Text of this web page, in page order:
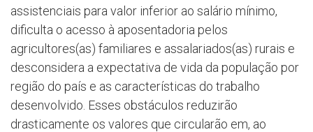
assistenciais para valor inferior ao salário mínimo,
dificulta o acesso à aposentadoria pelos
agricultores(as) familiares e assalariados(as) rurais e
desconsidera a expectativa de vida da população por
região do país e as características do trabalho
desenvolvido. Esses obstáculos reduzirão
drasticamente os valores que circularão em, ao